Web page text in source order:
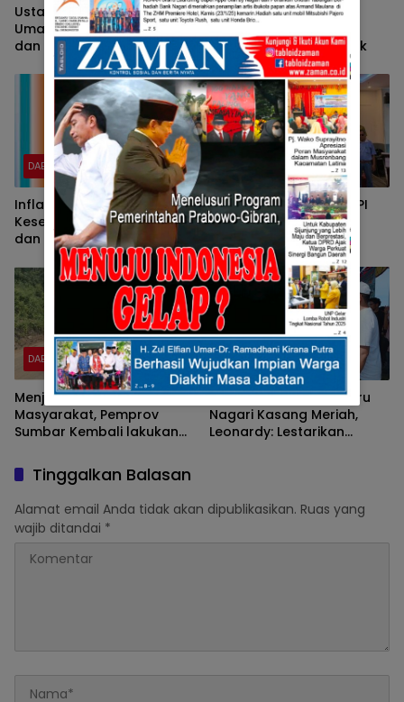
Ustad Ahmad Daniel Ajak
Umat Rawat Kebhinekaan
dan Persaudaraan
Marak Judi Gelper di
Aparat Belum Bertindak
DAERAH
Inflasi Tinggi Ancam
Kesejahteraan Masyarakat
dan Stabilitas Ekonomi
Menjelang Pemilu, IKAPPI
Sumbar Ajak Jaga
Stabilitas Harga
Kebutuhan dan
Ketersediaan Bahan Pokok
DAERAH
Menjawab Keluhan
Masyarakat, Pemprov
Sumbar Kembali lakukan
Kawasan Sijunjung – Tanah
Datar.
DAERAH
Wisata Rekreasi Berburu
Nagari Kasang Meriah,
Leonardy: Lestarikan
Tinggalkan Balasan
Alamat email Anda tidak akan dipublikasikan. Ruas yang
wajib ditandai *